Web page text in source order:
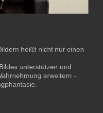
heißt nicht nur einen
unterstützen und
erweitern -